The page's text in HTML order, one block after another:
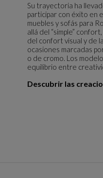
Su trayectoria ha
participar con éxito en
muebles y sofás para
allá del “simple”
del confort visual y de
ocasiones marcadas
o de cromo. Los
equilibrio entre
Descubrir las
el diseñador